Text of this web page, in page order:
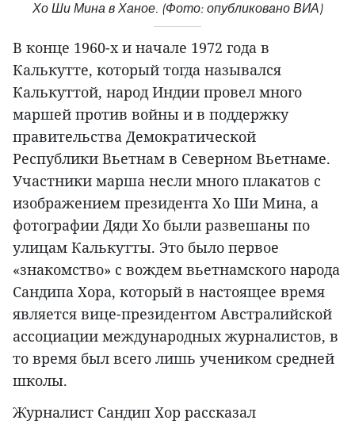
Хо Ши Мина в Ханое. (Фото: опубликовано ВИА)
В конце 1960-х и начале 1972 года в
Калькутте, который тогда назывался
Калькуттой, народ Индии провел много
маршей против войны и в поддержку
правительства Демократической
Республики Вьетнам в Северном Вьетнаме.
Участники марша несли много плакатов с
изображением президента Хо Ши Мина, а
фотографии Дяди Хо были развешаны по
улицам Калькутты. Это было первое
«знакомство» с вождем вьетнамского народа
Сандипа Хора, который в настоящее время
является вице-президентом Австралийской
ассоциации международных журналистов, в
то время был всего лишь учеником средней
школы.
Журналист Сандип Хор рассказал